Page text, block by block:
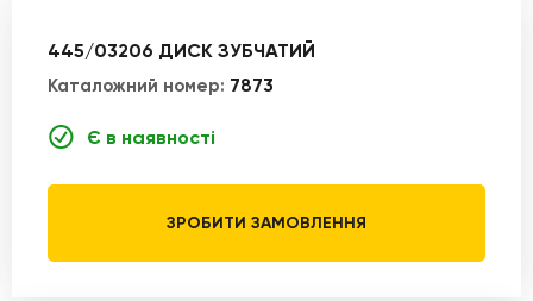
445/03206 ДИСК ЗУБЧАТИЙ
Каталожний номер: 7873
Є в наявності
ЗРОБИТИ ЗАМОВЛЕННЯ